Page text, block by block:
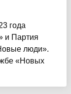
года
и Партия
люди».
«Новых